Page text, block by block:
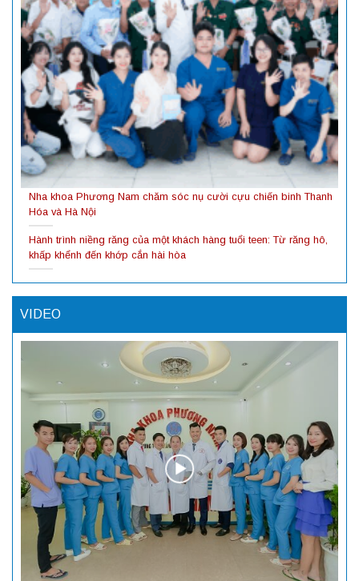
Nha khoa Phương Nam chăm sóc nụ cười cựu chiến binh Thanh
Hóa và Hà Nội
Hành trình niềng răng của một khách hàng tuổi teen: Từ răng hô,
khấp khểnh đến khớp cắn hài hòa
VIDEO